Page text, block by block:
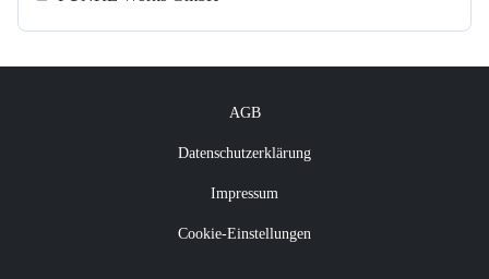
AGB
Datenschutzerklärung
Impressum
Cookie-Einstellungen